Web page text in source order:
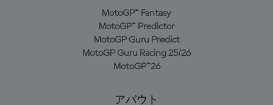
MotoGP™ Fantasy
MotoGP™ Predictor
MotoGP Guru Predict
MotoGP Guru Racing 25/26
MotoGP™26
アバウト